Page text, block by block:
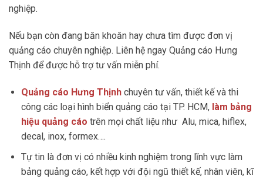
quảng cáo chuyên nghiệp. Liên hệ ngay Quảng cáo Hưng
Thịnh để được hỗ trợ tư vấn miễn phí.
công các loại hình biển quảng cáo tại TP. HCM,làm bảng
hiệu quảng cáotrên mọi chất liệu như Alu, mica, hiflex,
decal, inox, formex….
Tự tin là đơn vị có nhiều kinh nghiệm trong lĩnh vực làm
bảng quảng cáo, kết hợp với đội ngũ thiết kế, nhân viên, kĩ
thuật có trình độ, tay nghề cao, có trách nhiệm trong công